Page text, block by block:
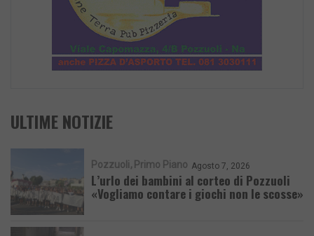
ULTIME NOTIZIE
Pozzuoli Primo Piano Agosto 7, 2026
L’urlo dei bambini al corteo di Pozzuoli
«Vogliamo contare i giochi non le scosse»